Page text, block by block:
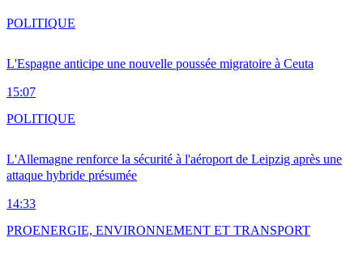
L'Espagne anticipe une nouvelle poussée migratoire à Ceuta
15:07
POLITIQUE
L'Allemagne renforce la sécurité à l'aéroport de Leipzig après une
attaque hybride présumée
14:33
POLITIQUE
PROENERGIE, ENVIRONNEMENT ET TRANSPORT